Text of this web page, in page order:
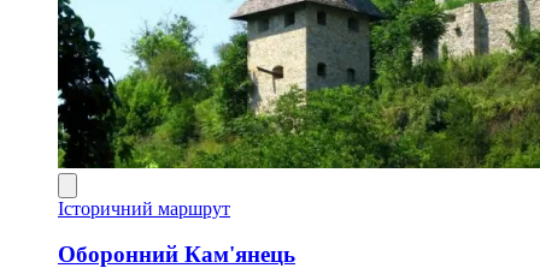
Історичний маршрут
Оборонний Кам'янець